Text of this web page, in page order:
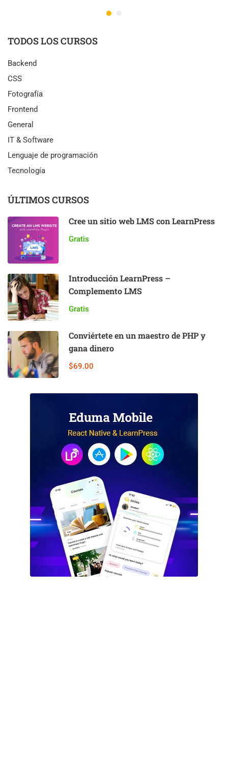
TODOS LOS CURSOS
Backend
CSS
Fotografía
Frontend
General
IT & Software
Lenguaje de programación
Tecnología
ÚLTIMOS CURSOS
Cree un sitio web LMS con LearnPress
Gratis
Introducción LearnPress –
Complemento LMS
Gratis
Conviértete en un maestro de PHP y
gana dinero
$69.00